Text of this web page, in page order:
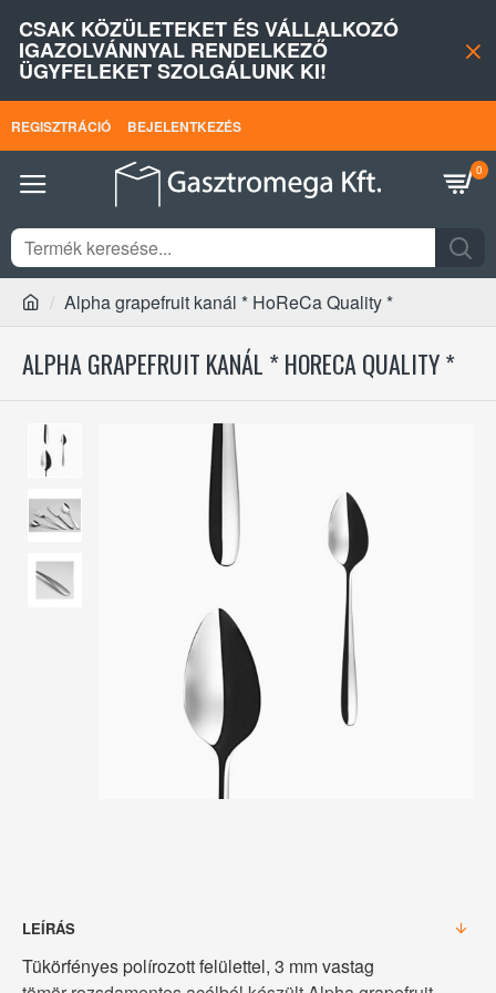
CSAK KÖZÜLETEKET ÉS VÁLLALKOZÓ
IGAZOLVÁNNYAL RENDELKEZŐ
ÜGYFELEKET SZOLGÁLUNK KI!
REGISZTRÁCIÓ BEJELENTKEZÉS
0
Alpha grapefruit kanál * HoReCa Quality *
ALPHA GRAPEFRUIT KANÁL * HORECA QUALITY *
LEÍRÁS
Tükörfényes polírozott felülettel, 3 mm vastag